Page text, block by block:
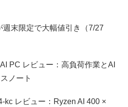
週末限定で大幅値引き（7/27
PC レビュー：高負荷作業とAI
ノート
kc レビュー：Ryzen AI 400 ×